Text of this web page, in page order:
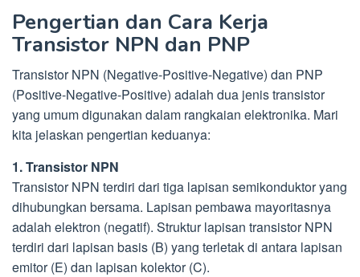
Pengertian dan Cara Kerja
Transistor NPN dan PNP
Transistor NPN (Negative-Positive-Negative) dan PNP
(Positive-Negative-Positive) adalah dua jenis transistor
yang umum digunakan dalam rangkaian elektronika. Mari
kita jelaskan pengertian keduanya:
1. Transistor NPN
Transistor NPN terdiri dari tiga lapisan semikonduktor yang
dihubungkan bersama. Lapisan pembawa mayoritasnya
adalah elektron (negatif). Struktur lapisan transistor NPN
terdiri dari lapisan basis (B) yang terletak di antara lapisan
emitor (E) dan lapisan kolektor (C).